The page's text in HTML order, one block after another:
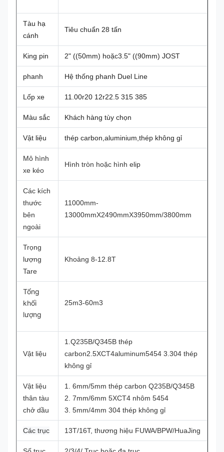
Tàu hạ
cánh
Tiêu chuẩn 28 tấn
King pin 2" ((50mm) hoặc3.5" ((90mm) JOST
phanh Hệ thống phanh Duel Line
Lốp xe 11.00r20 12r22.5 315 385
Màu sắc Khách hàng tùy chọn
Vật liệu thép carbon,aluminium,thép không gỉ
Mô hình
xe kéo
Hình tròn hoặc hình elip
Các kích
thước
bên
ngoài
11000mm-
13000mmX2490mmX3950mm/3800mm
Trọng
lượng
Tare
Khoảng 8-12.8T
Tổng
khối
lượng
25m3-60m3
Vật liệu
1.Q235B/Q345B thép
carbon2.5XCT4aluminum5454 3.304 thép
không gỉ
Vật liệu
thân tàu
chở dầu
1. 6mm/5mm thép carbon Q235B/Q345B
2. 7mm/6mm 5XCT4 nhôm 5454
3. 5mm/4mm 304 thép không gỉ
Các trục 13T/16T, thương hiệu FUWA/BPW/HuaJing